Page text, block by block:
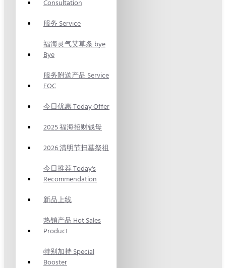
Consultation
服务 Service
福海灵气艾草条 bye
Bye
服务附送产品 Service
FOC
今日优惠 Today Offer
2025 福海招财钱母
2026 清明节扫墓祭祖
今日推荐 Today's
Recommendation
新品上线
热销产品 Hot Sales
Product
特别加持 Special
Booster